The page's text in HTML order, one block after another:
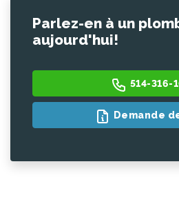
Parlez-en à un
aujourd'hui!
514-316-
Demande